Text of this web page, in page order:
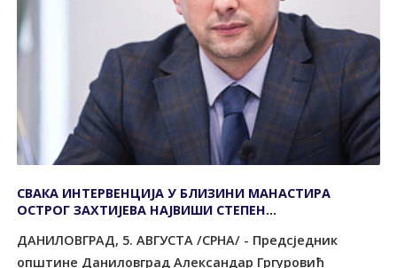
СВАКА ИНТЕРВЕНЦИЈА У БЛИЗИНИ МАНАСТИРА
ОСТРОГ ЗАХТИЈЕВА НАЈВИШИ СТЕПЕН
ДАНИЛОВГРАД, 5. АВГУСТА /СРНА/ - Предсједник
општине Даниловград Александар Гргуровић